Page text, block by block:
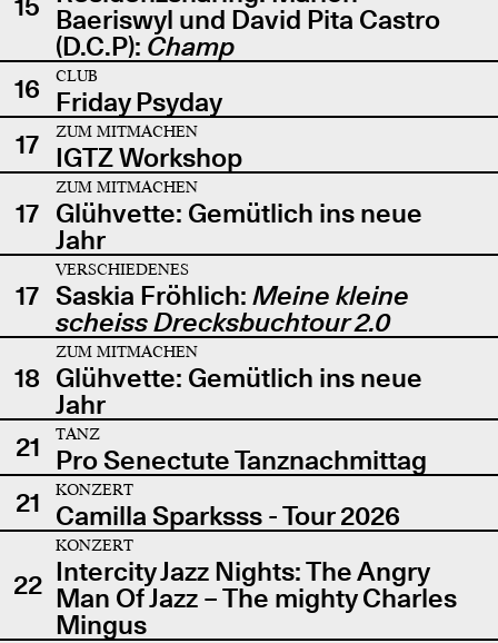
Baeriswyl und David Pita Castro
(D.C.P): Champ
16
CLUB
Friday Psyday
17
ZUM MITMACHEN
IGTZ Workshop
17
ZUM MITMACHEN
Glühvette: Gemütlich ins neue
Jahr
17
VERSCHIEDENES
Saskia Fröhlich: Meine kleine
scheiss Drecksbuchtour 2.0
18
ZUM MITMACHEN
Glühvette: Gemütlich ins neue
Jahr
21
TANZ
Pro Senectute Tanznachmittag
21
KONZERT
Camilla Sparksss - Tour 2026
22
KONZERT
Intercity Jazz Nights: The Angry
Man Of Jazz – The mighty Charles
Mingus